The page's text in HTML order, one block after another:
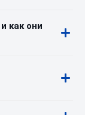
как они